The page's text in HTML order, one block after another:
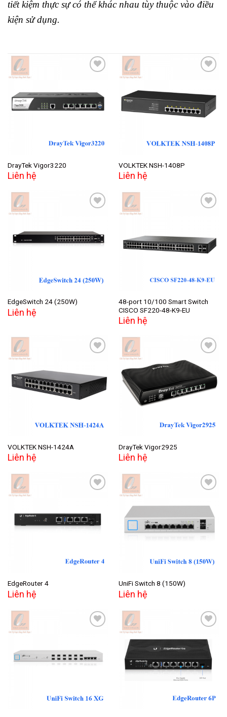
tiết kiệm thực sự có thể khác nhau tùy thuộc vào điều
kiện sử dụng.
Add to
wishlist
DrayTek Vigor3220
Liên hệ
Add to
wishlist
VOLKTEK NSH-1408P
Liên hệ
Add to
wishlist
EdgeSwitch 24 (250W)
Liên hệ
wishlist
48-port 10/100 Smart Switch
CISCO SF220-48-K9-EU
Liên hệ
Add to
wishlist
VOLKTEK NSH-1424A
Liên hệ
Add to
wishlist
DrayTek Vigor2925
Liên hệ
Add to
wishlist
EdgeRouter 4
Liên hệ
Add to
wishlist
UniFi Switch 8 (150W)
Liên hệ
Add to
wishlist
Add to
wishlist